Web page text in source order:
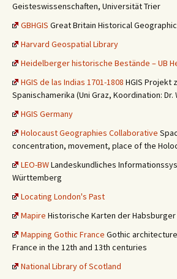
Geisteswissenschaften, Universität Trier
GBHGIS Great Britain Historical
Harvard Geospatial Library
Heidelberger historische Bestände – UB
HGIS de las Indias 1701-1808 HGIS Projekt
Spanischamerika (Uni Graz, Koordination: Dr.
HGIS Germany
Holocaust Geographies Collaborative
concentration, movement, place of the
LEO-BWLandeskundliches
Württemberg
Locating London's Past
Mapire Historische Karten der Habsburger
Mapping Gothic France Gothic
France in the 12th and 13th centuries
National Library of Scotland